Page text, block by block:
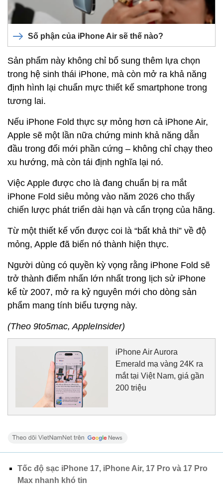
Số phận của iPhone Air sẽ thế nào?
Sản phẩm này không chỉ bổ sung thêm lựa chọn
trong hệ sinh thái iPhone, mà còn mở ra khả năng
định hình lại chuẩn mực thiết kế smartphone trong
tương lai.
Nếu iPhone Fold thực sự mỏng hơn cả iPhone Air,
Apple sẽ một lần nữa chứng minh khả năng dẫn
đầu trong đổi mới phần cứng – không chỉ chạy theo
xu hướng, mà còn tái định nghĩa lại nó.
Việc Apple được cho là đang chuẩn bị ra mắt
iPhone Fold siêu mỏng vào năm 2026 cho thấy
chiến lược phát triển dài hạn và cẩn trọng của hãng.
Từ một thiết kế vốn được coi là “bất khả thi” về độ
mỏng, Apple đã biến nó thành hiện thực.
Người dùng có quyền kỳ vọng rằng iPhone Fold sẽ
trở thành điểm nhấn lớn nhất trong lịch sử iPhone
kể từ 2007, mở ra kỷ nguyên mới cho dòng sản
phẩm mang tính biểu tượng này.
(Theo 9to5mac, AppleInsider)
iPhone Air Aurora
Emerald mạ vàng 24K ra
mắt tại Việt Nam, giá gần
200 triệu
Tốc độ sạc iPhone 17, iPhone Air, 17 Pro và 17 Pro
Max nhanh khó tin